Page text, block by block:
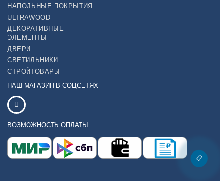
НАПОЛЬНЫЕ ПОКРЫТИЯ
ULTRAWOOD
ДЕКОРАТИВНЫЕ
ЭЛЕМЕНТЫ
ДВЕРИ
СВЕТИЛЬНИКИ
СТРОЙТОВАРЫ
НАШ МАГАЗИН В СОЦСЕТЯХ
ВОЗМОЖНОСТЬ ОПЛАТЫ